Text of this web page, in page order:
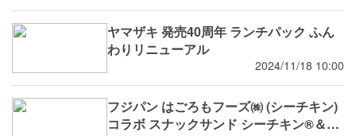
ヤマザキ 発売40周年 ランチパック ふん
わりリニューアル
2024/11/18 10:00
フジパン はごろもフーズ㈱ (シーチキン)
コラボ スナックサンド シーチキン®️＆タ